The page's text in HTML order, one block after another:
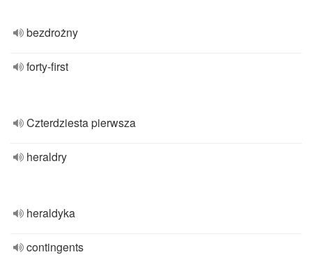
bezdrożny
forty-first
Czterdziesta pierwsza
heraldry
heraldyka
contingents